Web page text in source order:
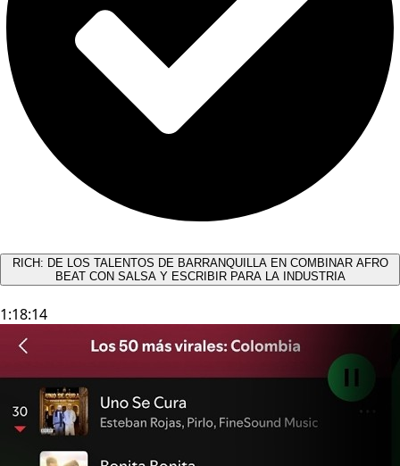
RICH: DE LOS TALENTOS DE BARRANQUILLA EN COMBINAR AFRO
BEAT CON SALSA Y ESCRIBIR PARA LA INDUSTRIA
1:18:14